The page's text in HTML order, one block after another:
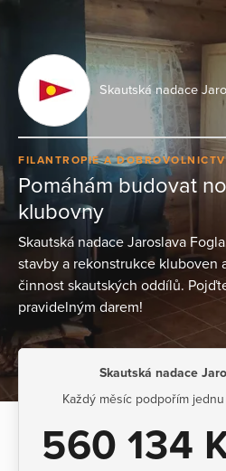
Skautská nadace
FILANTROPIE A
Pomáhám budovat
klubovny
Skautská nadace Jaroslava
stavby a rekonstrukce kluboven
činnost skautských oddílů.
pravidelným darem!
Skautská nadace
Každý měsíc podpořím
560 134